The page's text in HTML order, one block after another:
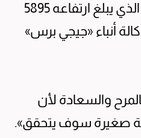
وغيرها على قمة الجبل الذي يبلغ ارتفاعه 5895
أنباء «جيجي برس»
والسعادة لأن
صغيرة سوف يتحقق».